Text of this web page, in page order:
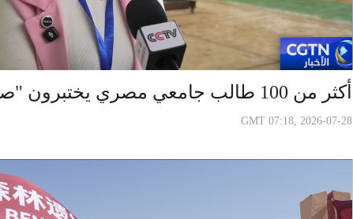
أكثر من 100 طالب جامعي مصري يختبرون "صنع في الصين"
GMT 07:18, 2026-07-28